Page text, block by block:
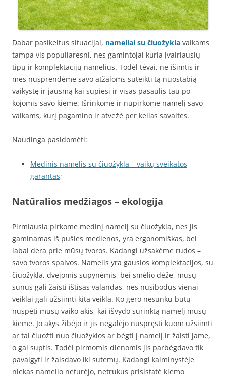
Dabar pasikeitus situacijai, nameliai su čiuožykla vaikams
tampa vis populiaresni, nes gamintojai kuria įvairiausių
tipų ir komplektacijų namelius. Todėl tėvai, ne išimtis ir
mes nusprendėme savo atžaloms suteikti tą nuostabią
vaikystę ir jausmą kai supiesi ir visas pasaulis tau po
kojomis savo kieme. Išrinkome ir nupirkome namelį savo
vaikams, kurį pagamino ir atvežė per kelias savaites.
Naudinga pasidomėti:
Medinis namelis su čiuožykla – vaikų sveikatos
garantas;
Natūralios medžiagos – ekologija
Pirmiausia pirkome medinį namelį su čiuožykla, nes jis
gaminamas iš pušies medienos, yra ergonomiškas, bei
labai dera prie mūsų tvoros. Kadangi užsakėme rudos –
savo tvoros spalvos. Namelis yra gausios komplektacijos, su
čiuožykla, dvejomis sūpynėmis, bei smėlio dėže, mūsų
sūnus gali žaisti ištisas valandas, nes nusibodus vienai
veiklai gali užsiimti kita veikla. Ko gero nesunku būtų
nuspėti mūsų vaiko akis, kai išvydo surinktą namelį mūsų
kieme. Jo akys žibėjo ir jis negalėjo nuspręsti kuom užsiimti
ar tai čiuožti nuo čiuožyklos ar bėgti į namelį ir žaisti jame,
o gal suptis. Todėl pirmomis dienomis jis parbėgdavo tik
pavalgyti ir žaisdavo iki sutemų. Kadangi kaiminystėje
niekas namelio neturėjo, netrukus prisistatė kiemo